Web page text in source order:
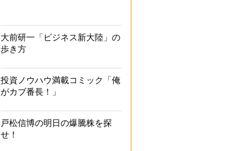
大前研一「ビジネス新大陸」の
歩き方
投資ノウハウ満載コミック「俺
がカブ番長！」
戸松信博の明日の爆騰株を探
せ！